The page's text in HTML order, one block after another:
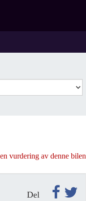
vurdering av denne bilen
Del